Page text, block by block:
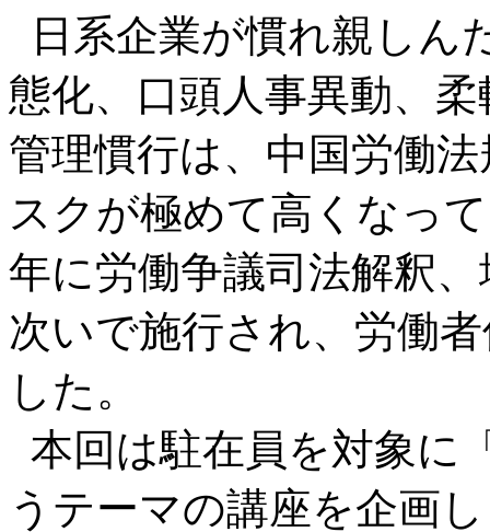
日系企業が慣れ親しん
態化、口頭人事異動、
管理慣行は、中国労働
スクが極めて高くなっ
年に労働争議司法解釈
次いで施行され、労働
した。
本回は駐在員を対象に
うテーマの講座を企画